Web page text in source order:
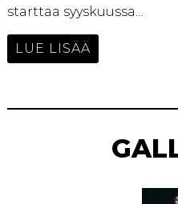
starttaa syyskuussa...
LUE LISÄÄ